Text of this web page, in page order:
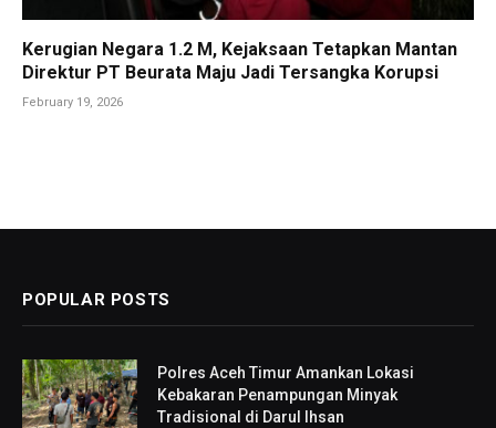
Kerugian Negara 1.2 M, Kejaksaan Tetapkan Mantan
Direktur PT Beurata Maju Jadi Tersangka Korupsi
February 19, 2026
POPULAR POSTS
Polres Aceh Timur Amankan Lokasi
Kebakaran Penampungan Minyak
Tradisional di Darul Ihsan